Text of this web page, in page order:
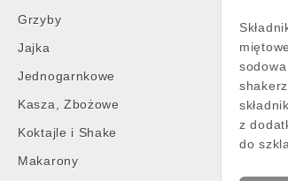
Grzyby
Jajka
Jednogarnkowe
Kasza, Zbożowe
Koktajle i Shake
Makarony
z
do